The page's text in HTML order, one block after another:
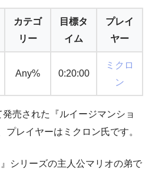
カテゴ
リー
目標タ
イム
プレイ
ヤー
Any% 0:20:00
ミクロ
ン
売された『ルイージマンショ
プレイヤーはミクロン氏です。
シリーズの主人公マリオの弟で